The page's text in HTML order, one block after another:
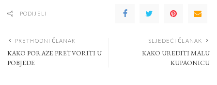
PODIJELI
PRETHODNI ČLANAK
KAKO PORAZE PRETVORITI U
POBJEDE
SLJEDEĆI ČLANAK
KAKO UREDITI MALU
KUPAONICU